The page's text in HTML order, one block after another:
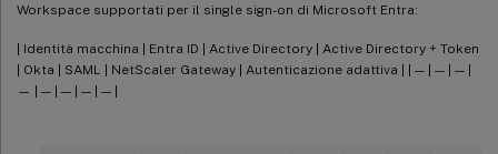
Workspace supportati per il single sign-on di Microsoft Entra:
| Identità macchina | Entra ID | Active Directory | Active Directory + Token
| Okta | SAML | NetScaler Gateway | Autenticazione adattiva | | — | — | — |
— | — | — | — | — |